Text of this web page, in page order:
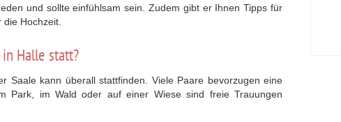
und sollte einfühlsam sein. Zudem gibt er Ihnen Tipps für
Hochzeit.
Halle statt?
Saale kann überall stattfinden. Viele Paare bevorzugen eine
Park, im Wald oder auf einer Wiese sind freie Trauungen